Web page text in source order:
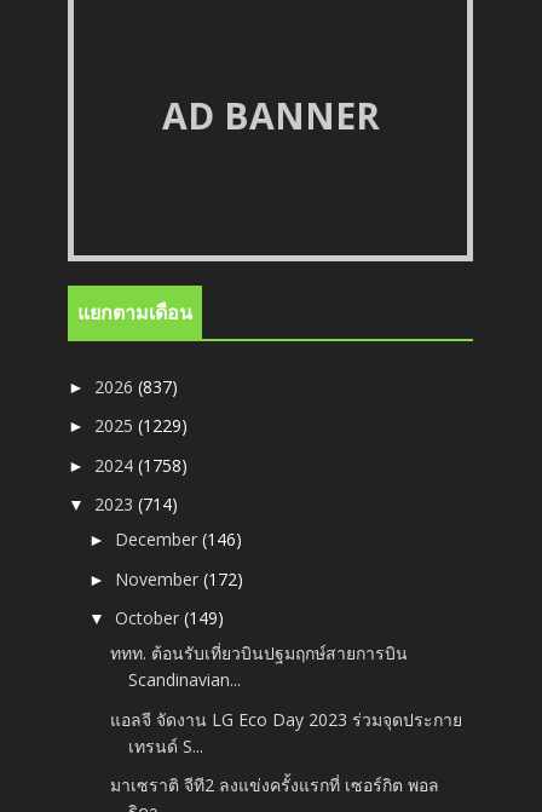
AD BANNER
แยกตามเดือน
► 2026(837)
► 2025(1229)
► 2024(1758)
▼ 2023(714)
► December(146)
► November(172)
▼October(149)
ททท. ต้อนรับเที่ยวบินปฐมฤกษ์สายการบิน
Scandinavian...
แอลจี จัดงาน LG Eco Day 2023 ร่วมจุดประกาย
เทรนด์ S...
มาเซราติ จีที2 ลงแข่งครั้งแรกที่ เซอร์กิต พอล